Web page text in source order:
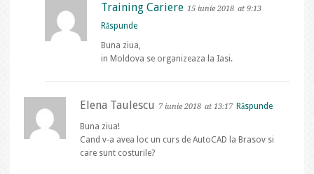
Training Cariere 15 iunie 2018 at 9:13
Răspunde
Buna ziua,
in Moldova se organizeaza la Iasi.
Elena Taulescu 7 iunie 2018 at 13:17 Răspunde
Buna ziua!
Cand v-a avea loc un curs de AutoCAD la Brasov si
care sunt costurile?